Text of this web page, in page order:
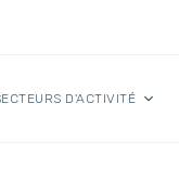
D'ACTIVITÉ